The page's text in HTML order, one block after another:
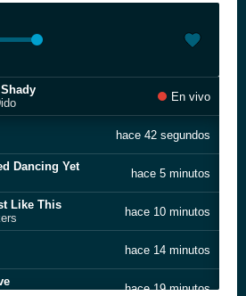
En vivo
hace 42 segundos
Dancing Yet
hace 5 minutos
Like This
hace 10 minutos
hace 14 minutos
hace 19 minutos